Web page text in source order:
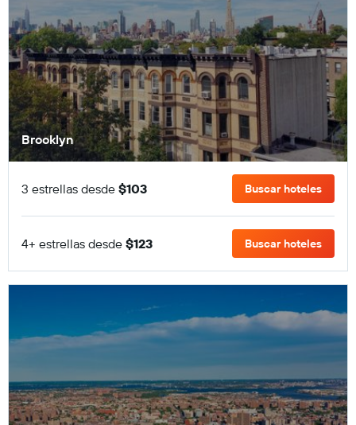
Brooklyn
3 estrellas desde $103 Buscar hoteles
4+ estrellas desde $123 Buscar hoteles